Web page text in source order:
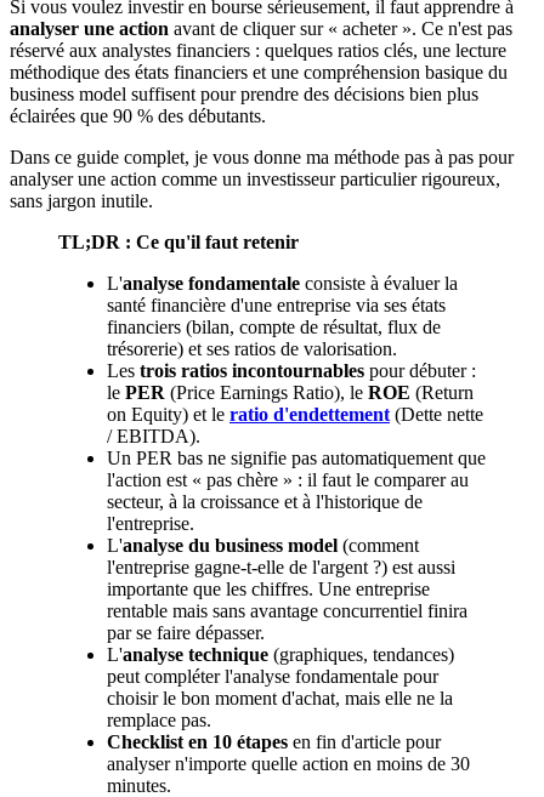
Si vous voulez investir en bourse sérieusement, il faut apprendre à
analyser une action avant de cliquer sur « acheter ». Ce n'est pas
réservé aux analystes financiers : quelques ratios clés, une lecture
méthodique des états financiers et une compréhension basique du
business model suffisent pour prendre des décisions bien plus
éclairées que 90 % des débutants.
Dans ce guide complet, je vous donne ma méthode pas à pas pour
analyser une action comme un investisseur particulier rigoureux,
sans jargon inutile.
TL;DR : Ce qu'il faut retenir
L'analyse fondamentale consiste à évaluer la
santé financière d'une entreprise via ses états
financiers (bilan, compte de résultat, flux de
trésorerie) et ses ratios de valorisation.
Les trois ratios incontournables pour débuter :
le PER (Price Earnings Ratio), le ROE (Return
on Equity) et le ratio d'endettement (Dette nette
/ EBITDA).
Un PER bas ne signifie pas automatiquement que
l'action est « pas chère » : il faut le comparer au
secteur, à la croissance et à l'historique de
l'entreprise.
L'analyse du business model (comment
l'entreprise gagne-t-elle de l'argent ?) est aussi
importante que les chiffres. Une entreprise
rentable mais sans avantage concurrentiel finira
par se faire dépasser.
L'analyse technique (graphiques, tendances)
peut compléter l'analyse fondamentale pour
choisir le bon moment d'achat, mais elle ne la
remplace pas.
Checklist en 10 étapes en fin d'article pour
analyser n'importe quelle action en moins de 30
minutes.